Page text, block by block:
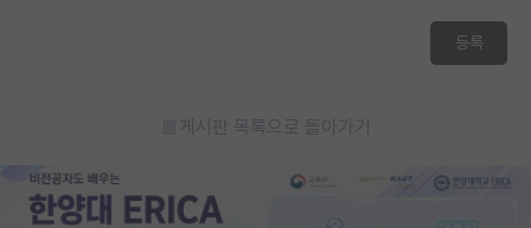
등록
게시판 목록으로 돌아가기